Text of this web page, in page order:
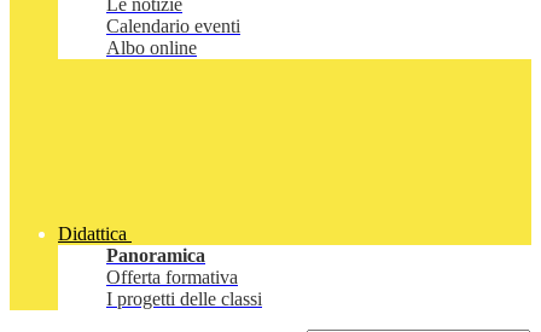
Le notizie
Calendario eventi
Albo online
Didattica
Panoramica
Offerta formativa
I progetti delle classi